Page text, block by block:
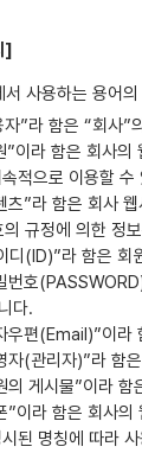
]
서 사용하는 용어
자”라 함은 “회사”
”이라 함은 회사의
적으로 이용할 수
츠”라 함은 회사
의 규정에 의한 정
디(ID)”라 함은 회
번호
다.
우편(Email)”이라
자(관리자)”라 함
의 게시물”이라
”이라 함은 회사의
된 명칭에 따라